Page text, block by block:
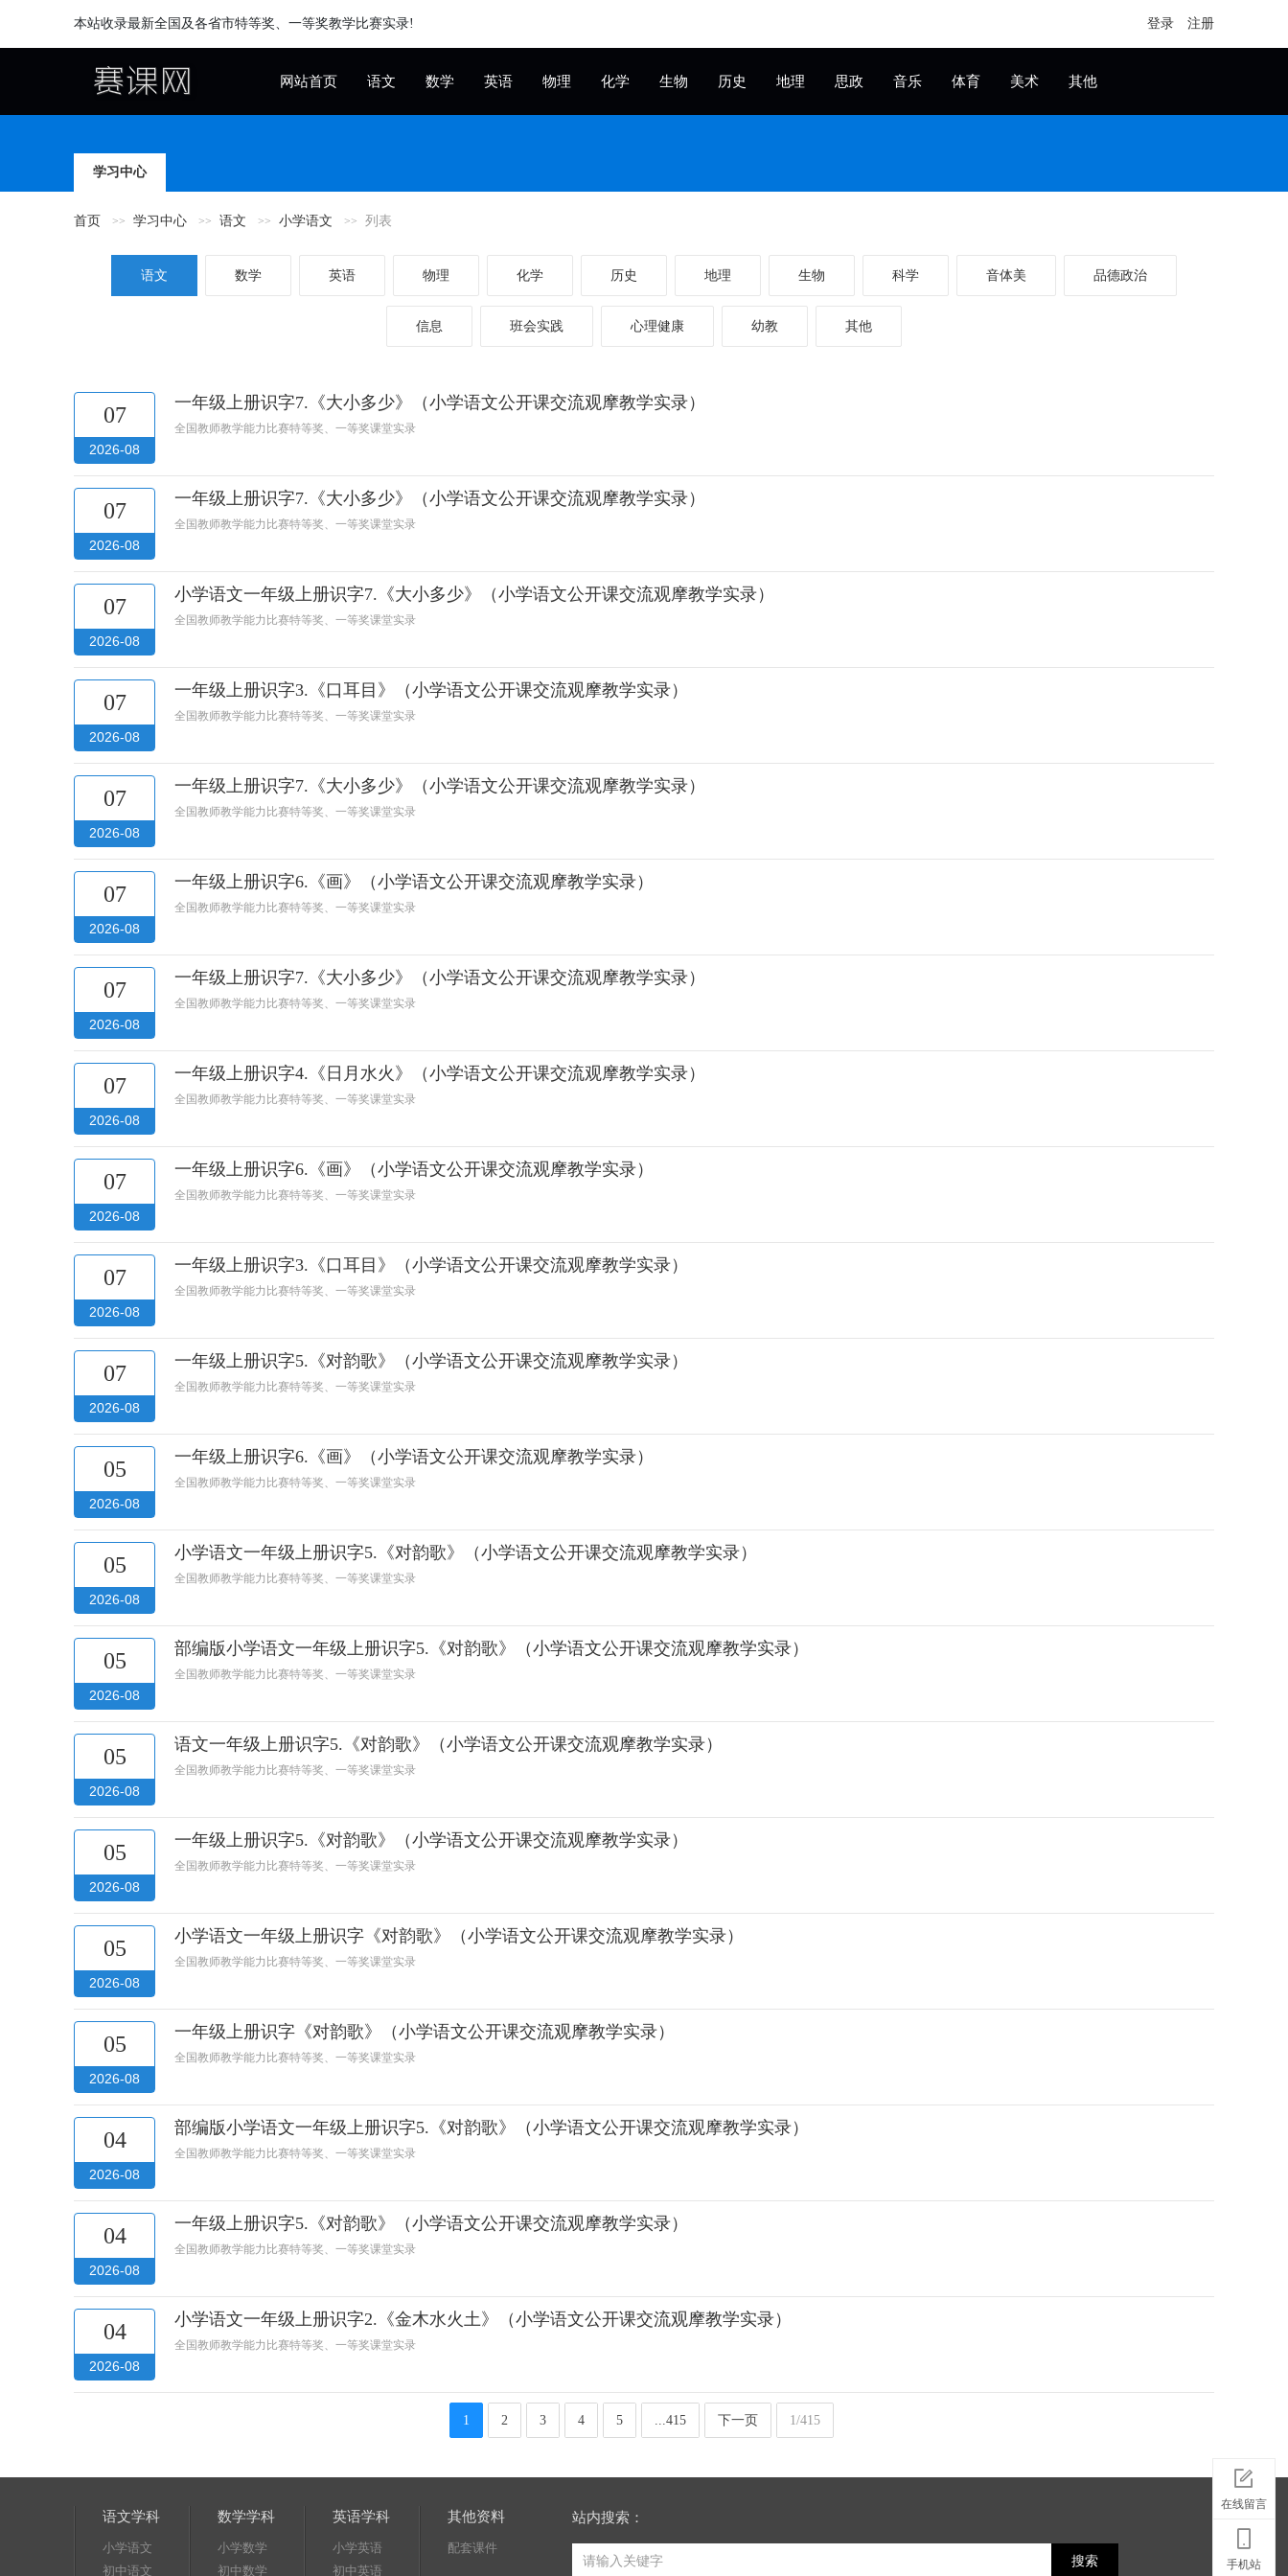
本站收录最新全国及各省市特等奖、一等奖教学比赛实录! 登录 注册
网站首页 语文 数学 英语 物理 化学 生物 历史 地理 思政 音乐 体育 美术 其他
学习中心
首页 学习中心 语文 小学语文 列表
语文 数学 英语 物理 化学 历史 地理 生物 科学 音体美 品德政治
信息 班会实践 心理健康 幼教 其他
07
2026-08
一年级上册识字7.《大小多少》（小学语文公开课交流观摩教学实录）
全国教师教学能力比赛特等奖、一等奖课堂实录
07
2026-08
一年级上册识字7.《大小多少》（小学语文公开课交流观摩教学实录）
全国教师教学能力比赛特等奖、一等奖课堂实录
07
2026-08
小学语文一年级上册识字7.《大小多少》（小学语文公开课交流观摩教学实录）
全国教师教学能力比赛特等奖、一等奖课堂实录
07
2026-08
一年级上册识字3.《口耳目》（小学语文公开课交流观摩教学实录）
全国教师教学能力比赛特等奖、一等奖课堂实录
07
2026-08
一年级上册识字7.《大小多少》（小学语文公开课交流观摩教学实录）
全国教师教学能力比赛特等奖、一等奖课堂实录
07
2026-08
一年级上册识字6.《画》（小学语文公开课交流观摩教学实录）
全国教师教学能力比赛特等奖、一等奖课堂实录
07
2026-08
一年级上册识字7.《大小多少》（小学语文公开课交流观摩教学实录）
全国教师教学能力比赛特等奖、一等奖课堂实录
07
2026-08
一年级上册识字4.《日月水火》（小学语文公开课交流观摩教学实录）
全国教师教学能力比赛特等奖、一等奖课堂实录
07
2026-08
一年级上册识字6.《画》（小学语文公开课交流观摩教学实录）
全国教师教学能力比赛特等奖、一等奖课堂实录
07
2026-08
一年级上册识字3.《口耳目》（小学语文公开课交流观摩教学实录）
全国教师教学能力比赛特等奖、一等奖课堂实录
07
2026-08
一年级上册识字5.《对韵歌》（小学语文公开课交流观摩教学实录）
全国教师教学能力比赛特等奖、一等奖课堂实录
05
2026-08
一年级上册识字6.《画》（小学语文公开课交流观摩教学实录）
全国教师教学能力比赛特等奖、一等奖课堂实录
05
2026-08
小学语文一年级上册识字5.《对韵歌》（小学语文公开课交流观摩教学实录）
全国教师教学能力比赛特等奖、一等奖课堂实录
05
2026-08
部编版小学语文一年级上册识字5.《对韵歌》（小学语文公开课交流观摩教学实录）
全国教师教学能力比赛特等奖、一等奖课堂实录
05
2026-08
语文一年级上册识字5.《对韵歌》（小学语文公开课交流观摩教学实录）
全国教师教学能力比赛特等奖、一等奖课堂实录
05
2026-08
一年级上册识字5.《对韵歌》（小学语文公开课交流观摩教学实录）
全国教师教学能力比赛特等奖、一等奖课堂实录
05
2026-08
小学语文一年级上册识字《对韵歌》（小学语文公开课交流观摩教学实录）
全国教师教学能力比赛特等奖、一等奖课堂实录
05
2026-08
一年级上册识字《对韵歌》（小学语文公开课交流观摩教学实录）
全国教师教学能力比赛特等奖、一等奖课堂实录
04
2026-08
部编版小学语文一年级上册识字5.《对韵歌》（小学语文公开课交流观摩教学实录）
全国教师教学能力比赛特等奖、一等奖课堂实录
04
2026-08
一年级上册识字5.《对韵歌》（小学语文公开课交流观摩教学实录）
全国教师教学能力比赛特等奖、一等奖课堂实录
04
2026-08
小学语文一年级上册识字2.《金木水火土》（小学语文公开课交流观摩教学实录）
全国教师教学能力比赛特等奖、一等奖课堂实录
1 2 3 4 5 ...415 下一页 1/415
语文学科
小学语文
初中语文
数学学科
小学数学
初中数学
英语学科
小学英语
初中英语
其他资料
配套课件
站内搜索：
搜索
在线留言
手机站